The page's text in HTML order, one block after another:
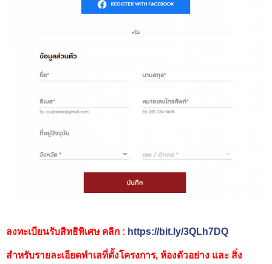
ลงทะเบียนรับสิทธิพิเศษ คลิก : https://bit.ly/3QLh7DQ
สำหรับรายละเอียดทำเลที่ตั้งโครงการ, ห้องตัวอย่าง และ สิ่ง